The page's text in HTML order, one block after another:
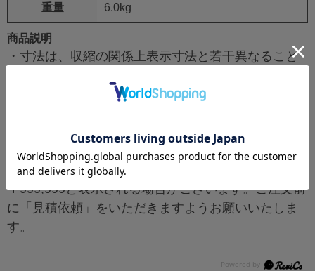
重量 6.0kg
商品説明
・寸法は、収縮の関係上表示寸法と若干異なること
※工事現場、現場事務所へのお届けは出来ません。
たします。法人名または屋号をお持ちの場合はご入
力漏れのないようご注意ください。
※大型商品または複数個同時ご注文の場合、送料が
￥999,999と表示される場合がございます。ご注文前
に「見積依頼」をいただきますようお願いいたしま
す。